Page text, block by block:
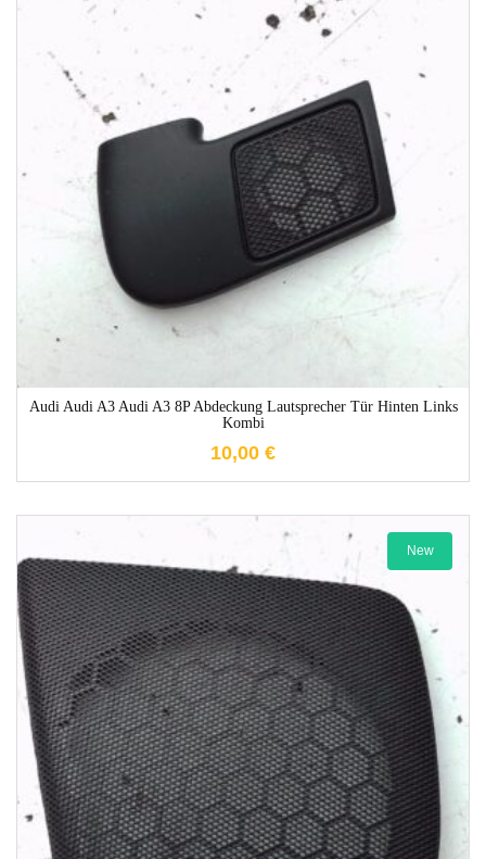
Audi Audi A3 Audi A3 8P Abdeckung Lautsprecher Tür Hinten Links
Kombi
10,00 €
1-3 Werktage
New
1-3 Werktage